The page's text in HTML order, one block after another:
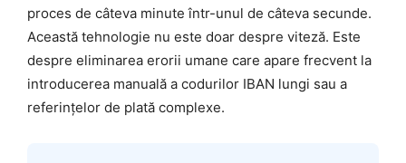
proces de câteva minute într-unul de câteva secunde.
Această tehnologie nu este doar despre viteză. Este
despre eliminarea erorii umane care apare frecvent la
introducerea manuală a codurilor IBAN lungi sau a
referințelor de plată complexe.